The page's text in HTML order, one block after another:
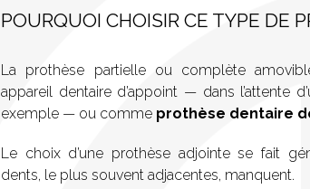
POURQUOI CHOISIR CE TYPE DE
La prothèse partielle ou complète
appareil dentaire d’appoint — dans l’attente
exemple — ou comme prothèse dentaire
Le choix d’une prothèse adjointe se fait
dents, le plus souvent adjacentes, manquent.